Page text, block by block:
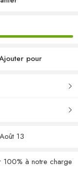
pour
13
100% à notre charge